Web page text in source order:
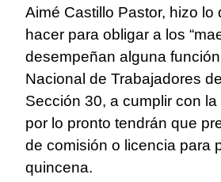
Aimé Castillo Pastor, hizo lo
hacer para obligar a los
desempeñan alguna
Nacional de Trabajadores
Sección 30, a cumplir con
por lo pronto tendrán que
de comisión o licencia para
quincena.